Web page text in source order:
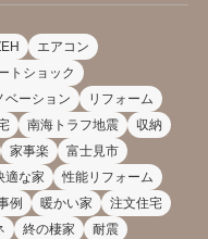
エアコン
トショック
ベーション
リフォーム
南海トラフ地震
収納
家事楽
富士見市
適な家
性能リフォーム
例 暖かい家
注文住宅
終の棲家
耐震